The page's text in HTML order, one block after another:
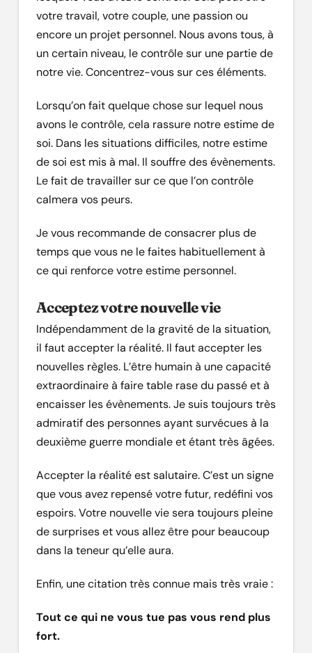
votre travail, votre couple, une passion ou
encore un projet personnel. Nous avons tous, à
un certain niveau, le contrôle sur une partie de
notre vie. Concentrez-vous sur ces éléments.
Lorsqu’on fait quelque chose sur lequel nous
avons le contrôle, cela rassure notre estime de
soi. Dans les situations difficiles, notre estime
de soi est mis à mal. Il souffre des évènements.
Le fait de travailler sur ce que l’on contrôle
calmera vos peurs.
Je vous recommande de consacrer plus de
temps que vous ne le faites habituellement à
ce qui renforce votre estime personnel.
Acceptez votre nouvelle vie
Indépendamment de la gravité de la situation,
il faut accepter la réalité. Il faut accepter les
nouvelles règles. L’être humain à une capacité
extraordinaire à faire table rase du passé et à
encaisser les évènements. Je suis toujours très
admiratif des personnes ayant survécues à la
deuxième guerre mondiale et étant très âgées.
Accepter la réalité est salutaire. C’est un signe
que vous avez repensé votre futur, redéfini vos
espoirs. Votre nouvelle vie sera toujours pleine
de surprises et vous allez être pour beaucoup
dans la teneur qu’elle aura.
Enfin, une citation très connue mais très vraie :
Tout ce qui ne vous tue pas vous rend plus
fort.